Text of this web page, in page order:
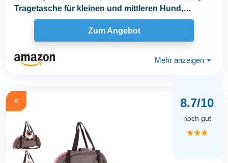
Tragetasche für kleinen und mittleren Hund,
Welpen...
Zum Angebot
Mehr anzeigen ⏷
6 8.7/10
noch gut
★★★